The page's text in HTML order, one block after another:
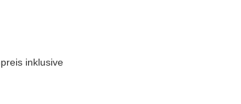
inklusive